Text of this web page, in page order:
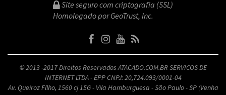
Site seguro com criptografia (SSL)
Homologado por GeoTrust, Inc.
© 2013 -2017 Direitos Reservados ATACADO.COM.BR SERVICOS DE
INTERNET LTDA - EPP CNPJ: 20,724.093/0001-04
Av. Queiroz Fllho, 1560 cj 15G - Vila Hamburguesa - São Paulo - SP (Venha